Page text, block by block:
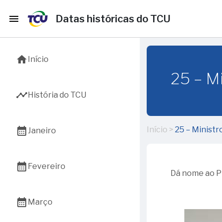
menu Datas históricas do TCU
homeInício
timelineHistória do TCU
calendar_monthJaneiro
instalação do TCU em
17 – Aniversário de
calendar_month Fevereiro
aprovação do Primeiro
calendar_month Março
25 –
Início > 25 –
Dá nome ao